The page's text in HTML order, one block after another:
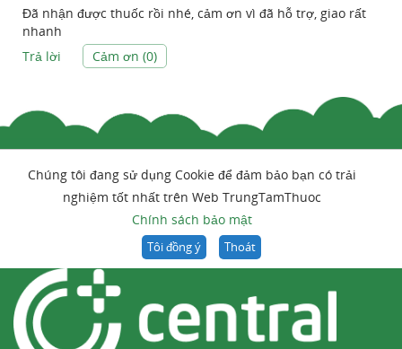
Đã nhận được thuốc rồi nhé, cảm ơn vì đã hỗ trợ, giao rất
nhanh
Trả lời
Cảm ơn (0)
Chúng tôi đang sử dụng Cookie để đảm bảo bạn có trải
nghiệm tốt nhất trên Web TrungTamThuoc
Chính sách bảo mật
Tôi đồng ý Thoát